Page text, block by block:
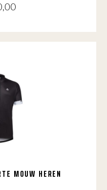
optie
gekozen
worden
MOUW HEREN